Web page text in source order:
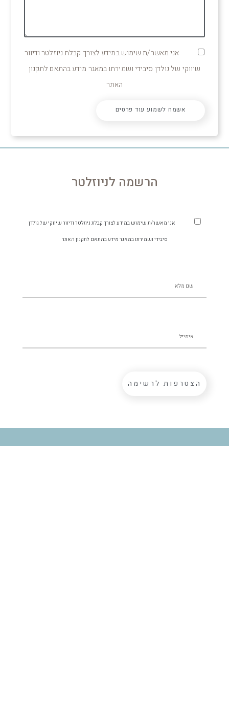
אני מאשר/ת שימוש במידע לצורך קבלת ניוזלטר ודיוור
שיווקי של גולדן סיבידי ושמירתו במאגר מידע בהתאם לתקנון
האתר
אשמח לשמוע עוד פרטים
הרשמה לניוזלטר
אני מאשר/ת שימוש במידע לצורך קבלת ניוזלטר ודיוור שיווקי של גולדן
סיבידי ושמירתו במאגר מידע בהתאם לתקנון האתר
הצטרפות לרשימה